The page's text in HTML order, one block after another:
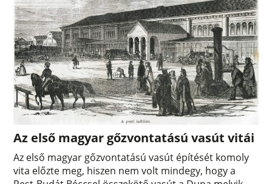
Az első magyar gőzvontatású vasút vitái
Az első magyar gőzvontatású vasút építését komoly
vita előzte meg, hiszen nem volt mindegy, hogy a